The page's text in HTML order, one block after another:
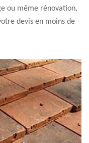
ou même rénovation,
devis en moins de